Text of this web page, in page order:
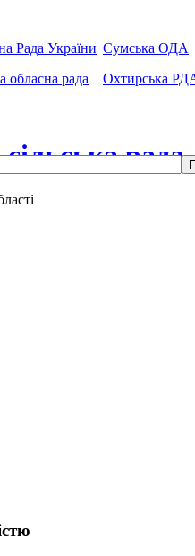
Рада України
обласна рада
Сумська ОДА
Охтирська
рада